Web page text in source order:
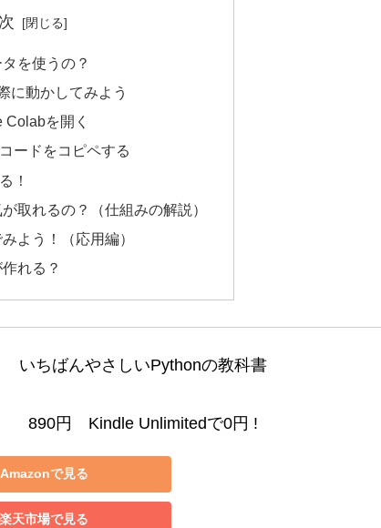
を使うの？
に動かしてみよう
を開く
ードをコピペする
！
取れるの？（仕組みの解説）
よう！（応用編）
れる？
いちばんやさしいPythonの教科書
890円　Kindle Unlimitedで0円 !
Amazonで見る
楽天市場で見る